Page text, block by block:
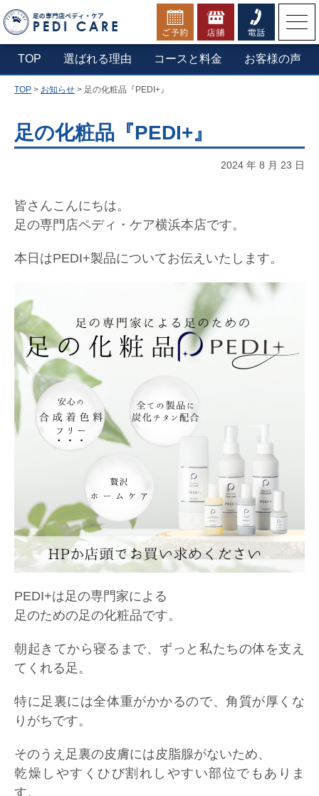
TOP 選ばれる理由 コースと料金 お客様の声
お電話でのご予約・お問合せ
▼横浜本店へ電話する
0800-1234-210
TOP > お知らせ > 足の化粧品『PEDI+』
足の化粧品『PEDI+』
2024 年 8 月 23 日
皆さんこんにちは。
足の専門店ペディ・ケア横浜本店です。
本日はPEDI+製品についてお伝えいたします。
PEDI+は足の専門家による
足のための足の化粧品です。
朝起きてから寝るまで、ずっと私たちの体を支え
てくれる足。
特に足裏には全体重がかかるので、角質が厚くな
りがちです。
そのうえ足裏の皮膚には皮脂腺がないため、
乾燥しやすくひび割れしやすい部位でもありま
す。